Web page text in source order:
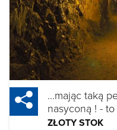
...mając taką
nasyconą ! -
ZŁOTY STOK